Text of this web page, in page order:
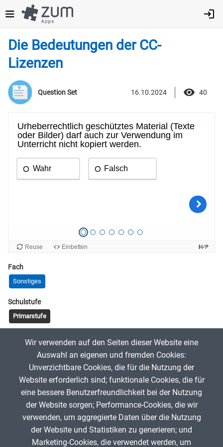
zum
Inhalt
Die Bedeutungen der CC-
Lizenzen
Question Set 16.10.2024 40
Fach
Sonstiges
Schulstufe
Primarstufe
Urheberrecht CC-Lizenzen
16. Oktober 2024
App melden
Wir verwenden auf den Seiten dieser Website eine
Auswahl an eigenen und fremden Cookies:
Unverzichtbare Cookies, die für die Nutzung der
Website erforderlich sind; funktionale Cookies, die für
eine bessere Benutzerfreundlichkeit bei der Nutzung
der Website sorgen; Performance-Cookies, die wir
verwenden, um aggregierte Daten über die Nutzung
der Website und Statistiken zu generieren; und
Marketing-Cookies, die verwendet werden, um